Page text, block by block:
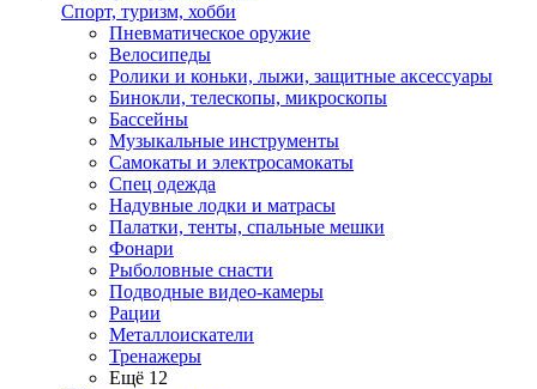
Спорт, туризм, хобби
Пневматическое оружие
Велосипеды
Ролики и коньки, лыжи, защитные аксессуары
Бинокли, телескопы, микроскопы
Бассейны
Музыкальные инструменты
Самокаты и электросамокаты
Спец одежда
Надувные лодки и матрасы
Палатки, тенты, спальные мешки
Фонари
Рыболовные снасти
Подводные видео-камеры
Рации
Металлоискатели
Тренажеры
Ещё 12